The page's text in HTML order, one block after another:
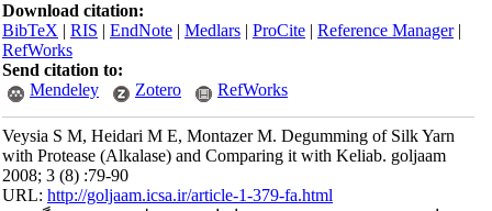
Download citation:
BibTeX|RIS|EndNote|Medlars|ProCite|Reference Manager
RefWorks
Send citation to:
Mendeley
Zotero RefWorks
Veysia S M, Heidari M E, Montazer M. Degumming of Silk Yarn
with Protease (Alkalase) and Comparing it with Keliab. goljaam
2008; 3 (8) :79-90
URL:http://goljaam.icsa.ir/article-1-379-fa.html